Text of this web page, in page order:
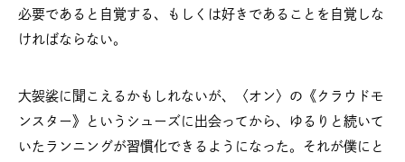
必要であると自覚する、もしくは好きであることを自覚しな
ければならない。
大袈裟に聞こえるかもしれないが、〈オン〉の《クラウドモ
ンスター》というシューズに出会ってから、ゆるりと続いて
いたランニングが習慣化できるようになった。それが僕にと